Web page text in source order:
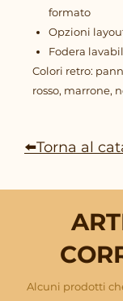
formato
Opzioni
Fodera
Colori retro:
rosso, marrone,
⬅️Torna al
Alcuni prodotti